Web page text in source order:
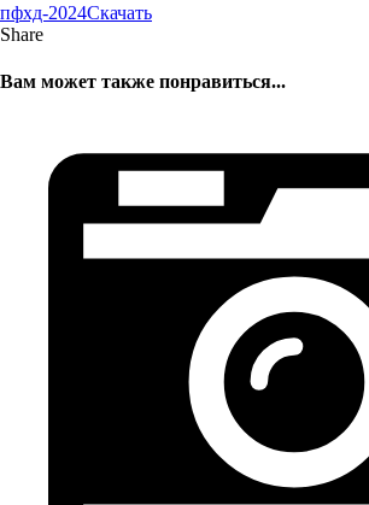
пфхд-2024Скачать
Share
Вам может также понравиться...